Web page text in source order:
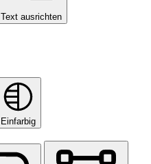
Text ausrichten
Einfarbig